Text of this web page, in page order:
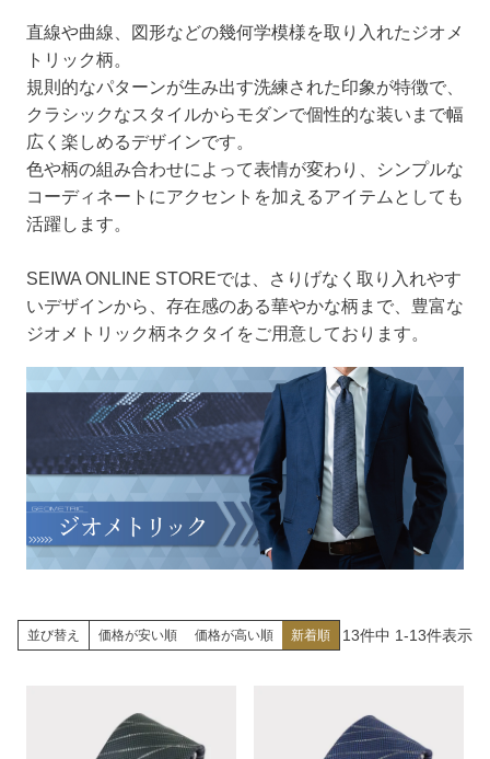
直線や曲線、図形などの幾何学模様を取り入れたジオメ
トリック柄。
規則的なパターンが生み出す洗練された印象が特徴で、
クラシックなスタイルからモダンで個性的な装いまで幅
広く楽しめるデザインです。
色や柄の組み合わせによって表情が変わり、シンプルな
コーディネートにアクセントを加えるアイテムとしても
活躍します。
SEIWA ONLINE STOREでは、さりげなく取り入れやす
いデザインから、存在感のある華やかな柄まで、豊富な
ジオメトリック柄ネクタイをご用意しております。
並び替え 価格が安い順 価格が高い順 新着順 13件中 1-13件表示